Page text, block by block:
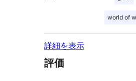
world of
詳細を表示
評価